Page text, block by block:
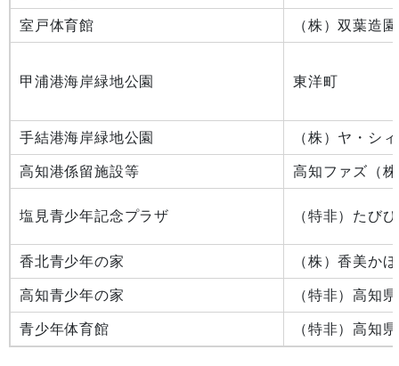
室戸体育館 （株）双葉造園
甲浦港海岸緑地公園 東洋町
手結港海岸緑地公園 （株）ヤ・シィ
高知港係留施設等 高知ファズ（
塩見青少年記念プラザ （特非）たび
香北青少年の家 （株）香美か
高知青少年の家 （特非）高知
青少年体育館 （特非）高知